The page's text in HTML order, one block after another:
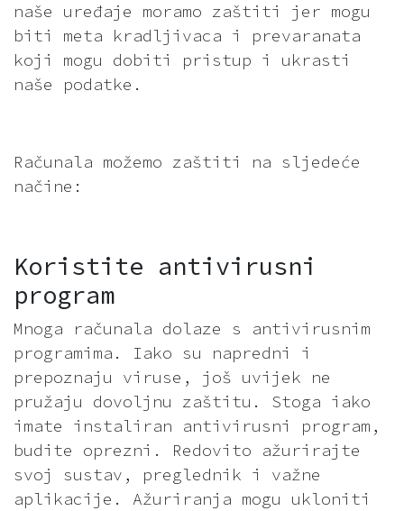
naše uređaje moramo zaštiti jer mogu
biti meta kradljivaca i prevaranata
koji mogu dobiti pristup i ukrasti
naše podatke.
Računala možemo zaštiti na sljedeće
načine:
Koristite antivirusni
program
Mnoga računala dolaze s antivirusnim
programima. Iako su napredni i
prepoznaju viruse, još uvijek ne
pružaju dovoljnu zaštitu. Stoga iako
imate instaliran antivirusni program,
budite oprezni. Redovito ažurirajte
svoj sustav, preglednik i važne
aplikacije. Ažuriranja mogu ukloniti